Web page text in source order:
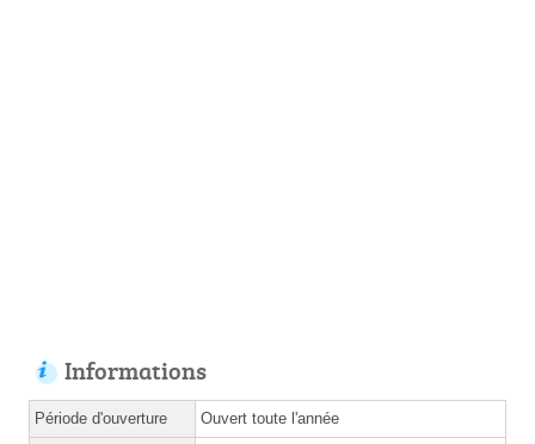
Informations
Période d'ouverture Ouvert toute l'année